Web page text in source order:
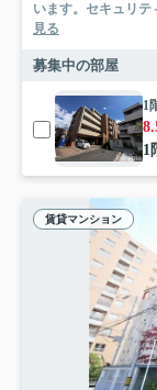
います。セキュリ
見る
募集中の部屋
1
1
賃貸マンション